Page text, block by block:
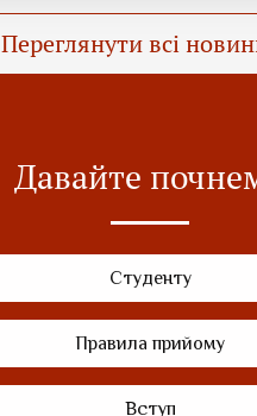
Переглянути всі
Давайте
Студенту
Правила прийому
Вступ